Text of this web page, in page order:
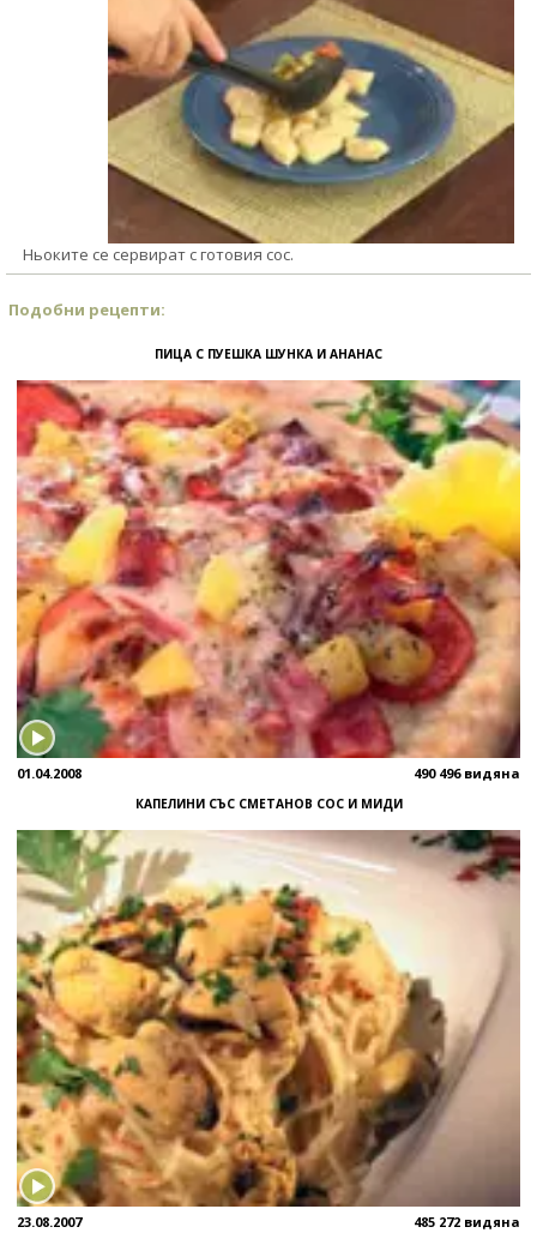
Ньоките се сервират с готовия сос.
Подобни рецепти:
ПИЦА С ПУЕШКА ШУНКА И АНАНАС
01.04.2008 490 496 видяна
КАПЕЛИНИ СЪС СМЕТАНОВ СОС И МИДИ
23.08.2007 485 272 видяна